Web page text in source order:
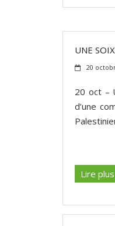
UNE
20
20 oct –
d’une
Lire plus